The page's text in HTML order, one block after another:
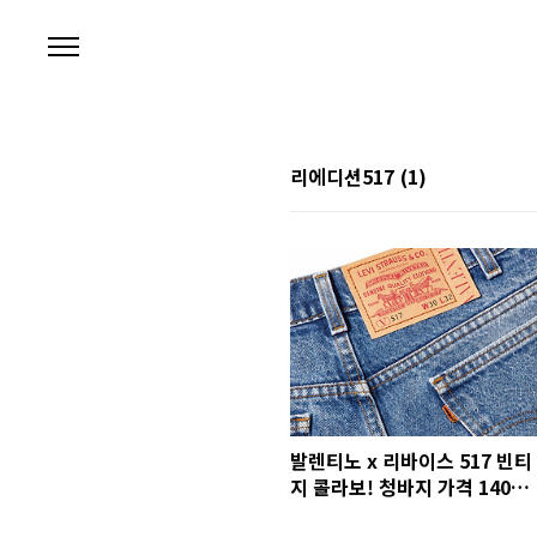
리에디션517 (1)
발렌티노 x 리바이스 517 빈티
지 콜라보! 청바지 가격 140만